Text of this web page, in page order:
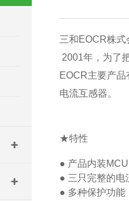
三和EOCR株
2001年，为了
EOCR主要产
电流互感器。
★特性
● 产品内装MCU
● 三只完整的电
● 多种保护功能